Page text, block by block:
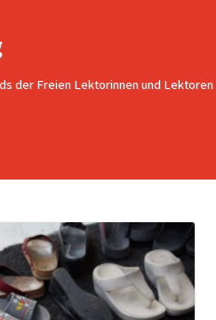
der Freien Lektorinnen und Lektoren